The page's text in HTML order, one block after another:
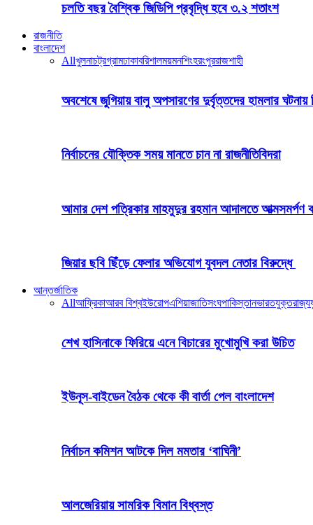
চলতি বছর বৈশ্বিক জিডিপি প্রবৃদ্ধি হবে ৩.২ শতাংশ
রাজনীতি
বাংলাদেশ
Allখুলনাচট্রগ্রামঢাকাবরিশালময়মনশিংহরংপুররাজশাহী
অবশেষে জুগিয়ায় বালু অপসারণের দুর্বৃত্তদের হামলার ঘটনায়
নির্বাচনের যৌক্তিক সময় মানতে চান না রাজনীতিবিদরা
আমার দেশ পত্রিকার মাহমুদুর রহমান আদালতে আত্মসমর্পণ
জিয়ার ছবি ছিঁড়ে ফেলার অভিযোগ যুবদল নেতার বিরুদ্ধে
আন্তর্জাতিক
Allআফ্রিকাআরব বিশ্বইউরোপএশিয়াজাতিসংঘপাকিস্তানভারতযুক্তরাজ্য
শেখ হাসিনাকে ফিরিয়ে এনে বিচারের মুখোমুখি করা উচিত
ইউনূস-বাইডেন বৈঠক থেকে কী বার্তা পেল বাংলাদেশ
নির্বাচন কমিশন আটকে দিল মমতার ‘বাঘিনী’
আলজেরিয়ায় সামরিক বিমান বিধ্বস্ত